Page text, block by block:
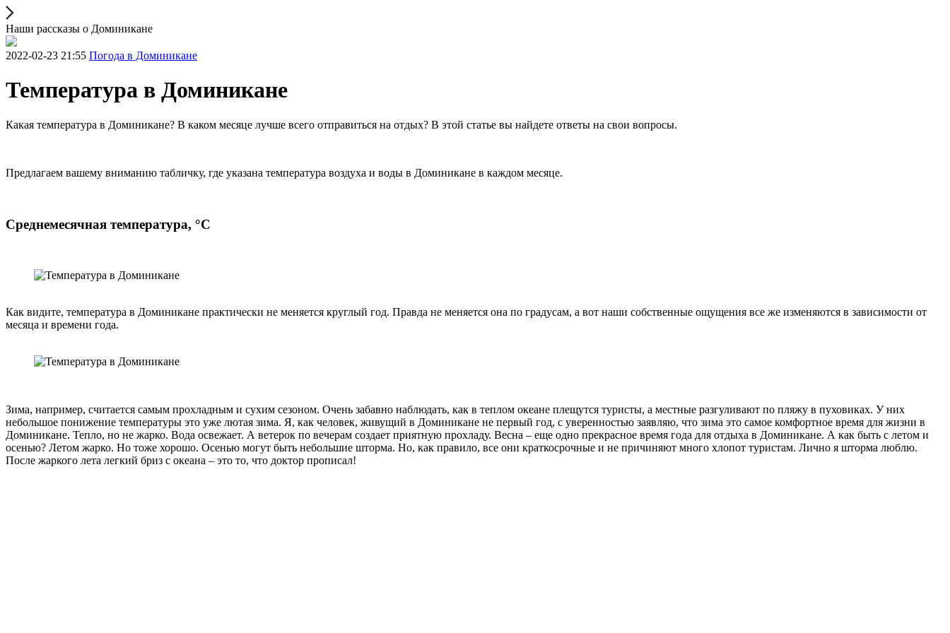
Наши рассказы о Доминикане
2022-02-23 21:55 Погода в Доминикане
Температура в Доминикане
Какая температура в Доминикане? В каком месяце лучше всего отправиться на отдых? В этой статье вы найдете ответы на свои вопросы.
Предлагаем вашему вниманию табличку, где указана температура воздуха и воды в Доминикане в каждом месяце.
Cреднемесячная температура, °C
Как видите, температура в Доминикане практически не меняется круглый год. Правда не меняется она по градусам, а вот наши собственные ощущения все же изменяются в зависимости от
месяца и времени года.
Зима, например, считается самым прохладным и сухим сезоном. Очень забавно наблюдать, как в теплом океане плещутся туристы, а местные разгуливают по пляжу в пуховиках. У них
небольшое понижение температуры это уже лютая зима. Я, как человек, живущий в Доминикане не первый год, с уверенностью заявляю, что зима это самое комфортное время для жизни в
Доминикане. Тепло, но не жарко. Вода освежает. А ветерок по вечерам создает приятную прохладу. Весна – еще одно прекрасное время года для отдыха в Доминикане. А как быть с летом и
осенью? Летом жарко. Но тоже хорошо. Осенью могут быть небольшие шторма. Но, как правило, все они краткосрочные и не причиняют много хлопот туристам. Лично я шторма люблю.
После жаркого лета легкий бриз с океана – это то, что доктор прописал!